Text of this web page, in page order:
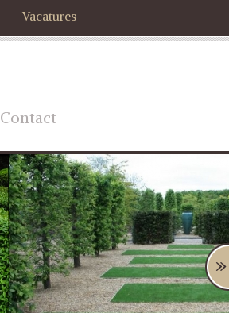
Vacatures
Contact